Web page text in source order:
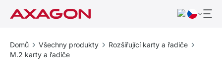
Domů Všechny produkty
Rozšiřující karty a řadiče
M.2 karty a řadiče